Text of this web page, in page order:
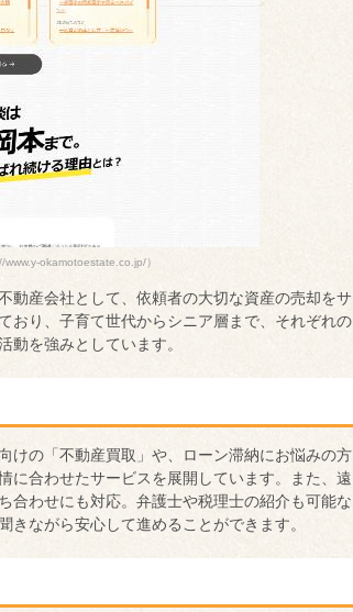
www.y-okamotoestate.co.jp/）
動産会社として、依頼者の大切な資産の売却をサ
おり、子育て世代からシニア層まで、それぞれの
動を強みとしています。
けの「不動産買取」や、ローン滞納にお悩みの方
に合わせたサービスを展開しています。また、遠
合わせにも対応。弁護士や税理士の紹介も可能な
ながら安心して進めることができます。